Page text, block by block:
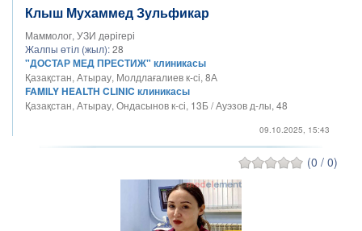
Клыш Мухаммед Зульфикар
Маммолог, УЗИ дәрігері
Жалпы өтіл (жыл):28
"ДОСТАР МЕД ПРЕСТИЖ" клиникасы
Қазақстан, Атырау, Молдлағалиев к-сі, 8А
FAMILY HEALTH CLINIC клиникасы
Қазақстан, Атырау, Ондасынов к-сі, 13Б / Ауэзов д-лы, 48
09.10.2025, 15:43
(0 / 0)